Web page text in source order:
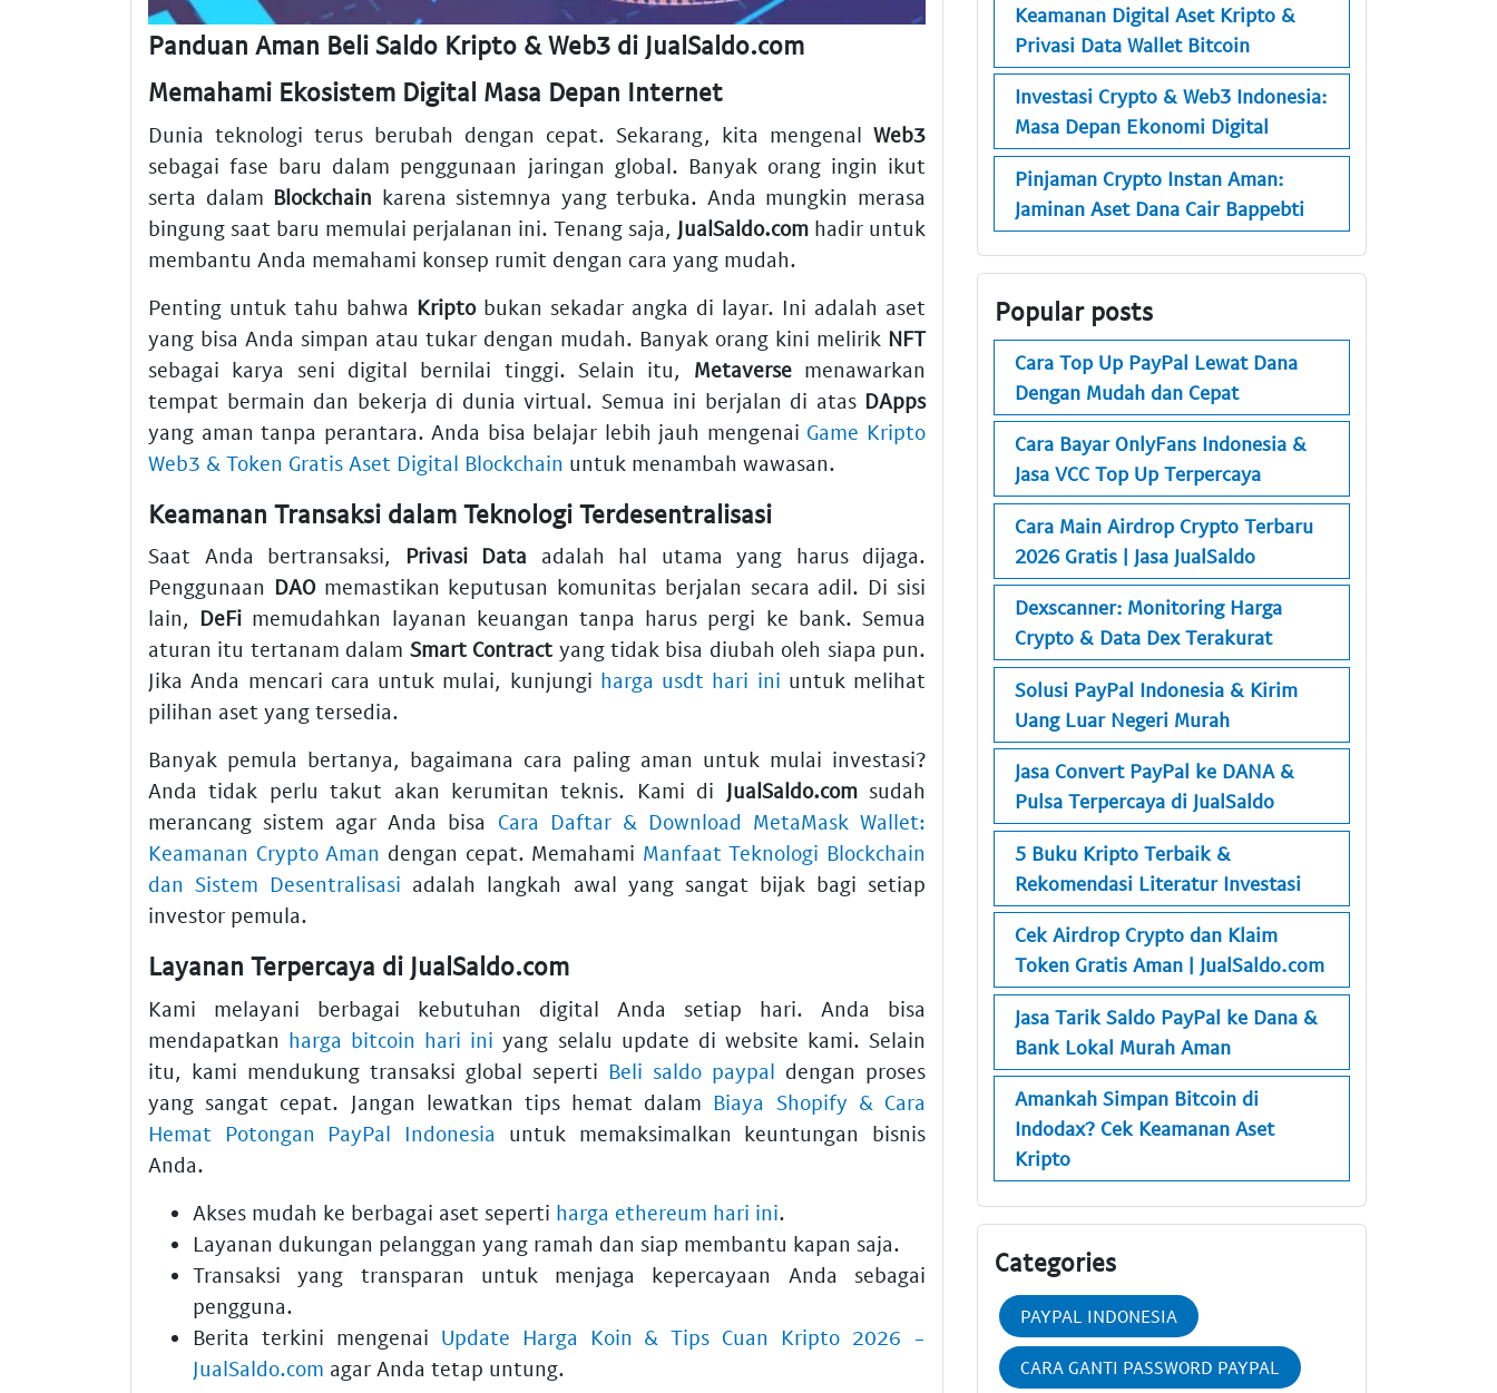
Panduan Aman Beli Saldo Kripto & Web3 di JualSaldo.com
Memahami Ekosistem Digital Masa Depan Internet
Dunia teknologi terus berubah dengan cepat. Sekarang, kita mengenal Web3
sebagai fase baru dalam penggunaan jaringan global. Banyak orang ingin ikut
serta dalam Blockchain karena sistemnya yang terbuka. Anda mungkin merasa
bingung saat baru memulai perjalanan ini. Tenang saja, JualSaldo.com hadir untuk
membantu Anda memahami konsep rumit dengan cara yang mudah.
Penting untuk tahu bahwa Kriptobukan sekadar angka di layar. Ini adalah aset
yang bisa Anda simpan atau tukar dengan mudah. Banyak orang kini melirik NFT
sebagai karya seni digital bernilai tinggi. Selain itu, Metaversemenawarkan
tempat bermain dan bekerja di dunia virtual. Semua ini berjalan di atas DApps
yang aman tanpa perantara. Anda bisa belajar lebih jauh mengenai Game Kripto
Web3 & Token Gratis Aset Digital Blockchain untuk menambah wawasan.
Keamanan Transaksi dalam Teknologi Terdesentralisasi
Saat Anda bertransaksi, Privasi Data adalah hal utama yang harus dijaga.
Penggunaan DAOmemastikan keputusan komunitas berjalan secara adil. Di sisi
lain, DeFi memudahkan layanan keuangan tanpa harus pergi ke bank. Semua
aturan itu tertanam dalam Smart Contract yang tidak bisa diubah oleh siapa pun.
Jika Anda mencari cara untuk mulai, kunjungi harga usdt hari ini untuk melihat
pilihan aset yang tersedia.
Banyak pemula bertanya, bagaimana cara paling aman untuk mulai investasi?
Anda tidak perlu takut akan kerumitan teknis. Kami di JualSaldo.comsudah
merancang sistem agar Anda bisa Cara Daftar & Download MetaMask Wallet:
Keamanan Crypto Aman dengan cepat. Memahami Manfaat Teknologi Blockchain
dan Sistem Desentralisasi adalah langkah awal yang sangat bijak bagi setiap
investor pemula.
Layanan Terpercaya di JualSaldo.com
Kami melayani berbagai kebutuhan digital Anda setiap hari. Anda bisa
mendapatkan harga bitcoin hari ini yang selalu update di website kami. Selain
itu, kami mendukung transaksi global seperti Beli saldo paypal dengan proses
yang sangat cepat. Jangan lewatkan tips hemat dalam Biaya Shopify & Cara
Hemat Potongan PayPal Indonesia untuk memaksimalkan keuntungan bisnis
Anda.
Akses mudah ke berbagai aset seperti harga ethereum hari ini.
Layanan dukungan pelanggan yang ramah dan siap membantu kapan saja.
Transaksi yang transparan untuk menjaga kepercayaan Anda sebagai
pengguna.
Berita terkini mengenai Update Harga Koin & Tips Cuan Kripto 2026 -
JualSaldo.com agar Anda tetap untung.
Keamanan Digital Aset Kripto &
Privasi Data Wallet Bitcoin
Investasi Crypto & Web3 Indonesia:
Masa Depan Ekonomi Digital
Pinjaman Crypto Instan Aman:
Jaminan Aset Dana Cair Bappebti
Popular posts
Cara Top Up PayPal Lewat Dana
Dengan Mudah dan Cepat
Cara Bayar OnlyFans Indonesia &
Jasa VCC Top Up Terpercaya
Cara Main Airdrop Crypto Terbaru
2026 Gratis | Jasa JualSaldo
Dexscanner: Monitoring Harga
Crypto & Data Dex Terakurat
Solusi PayPal Indonesia & Kirim
Uang Luar Negeri Murah
Jasa Convert PayPal ke DANA &
Pulsa Terpercaya di JualSaldo
5 Buku Kripto Terbaik &
Rekomendasi Literatur Investasi
Cek Airdrop Crypto dan Klaim
Token Gratis Aman | JualSaldo.com
Jasa Tarik Saldo PayPal ke Dana &
Bank Lokal Murah Aman
Amankah Simpan Bitcoin di
Indodax? Cek Keamanan Aset
Kripto
Categories
PAYPAL INDONESIA
CARA GANTI PASSWORD PAYPAL